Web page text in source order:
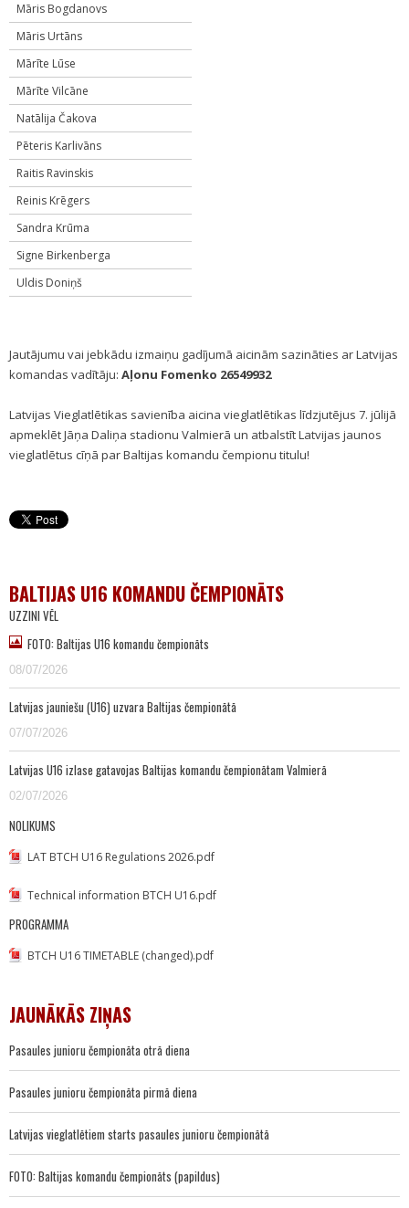
Māris Bogdanovs
Māris Urtāns
Mārīte Lūse
Mārīte Vilcāne
Natālija Čakova
Pēteris Karlivāns
Raitis Ravinskis
Reinis Krēgers
Sandra Krūma
Signe Birkenberga
Uldis Doniņš
Jautājumu vai jebkādu izmaiņu gadījumā aicinām sazināties ar Latvijas
komandas vadītāju: Aļonu Fomenko 26549932
Latvijas Vieglatlētikas savienība aicina vieglatlētikas līdzjutējus 7. jūlijā
apmeklēt Jāņa Daliņa stadionu Valmierā un atbalstīt Latvijas jaunos
vieglatlētus cīņā par Baltijas komandu čempionu titulu!
BALTIJAS U16 KOMANDU ČEMPIONĀTS
UZZINI VĒL
FOTO: Baltijas U16 komandu čempionāts
08/07/2026
Latvijas jauniešu (U16) uzvara Baltijas čempionātā
07/07/2026
Latvijas U16 izlase gatavojas Baltijas komandu čempionātam Valmierā
02/07/2026
NOLIKUMS
LAT BTCH U16 Regulations 2026.pdf
Technical information BTCH U16.pdf
PROGRAMMA
BTCH U16 TIMETABLE (changed).pdf
JAUNĀKĀS ZIŅAS
Pasaules junioru čempionāta otrā diena
Pasaules junioru čempionāta pirmā diena
Latvijas vieglatlētiem starts pasaules junioru čempionātā
FOTO: Baltijas komandu čempionāts (papildus)